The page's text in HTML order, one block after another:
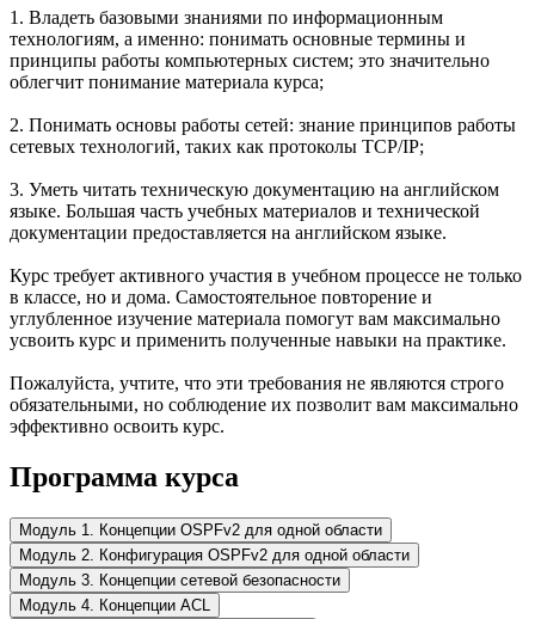
1. Владеть базовыми знаниями по информационным
технологиям, а именно: понимать основные термины и
принципы работы компьютерных систем; это значительно
облегчит понимание материала курса;
2. Понимать основы работы сетей: знание принципов работы
сетевых технологий, таких как протоколы TCP/IP;
3. Уметь читать техническую документацию на английском
языке. Большая часть учебных материалов и технической
документации предоставляется на английском языке.
Курс требует активного участия в учебном процессе не только
в классе, но и дома. Самостоятельное повторение и
углубленное изучение материала помогут вам максимально
усвоить курс и применить полученные навыки на практике.
Пожалуйста, учтите, что эти требования не являются строго
обязательными, но соблюдение их позволит вам максимально
эффективно освоить курс.
Программа курса
Модуль 1. Концепции OSPFv2 для одной области
Модуль 2. Конфигурация OSPFv2 для одной области
Модуль 3. Концепции сетевой безопасности
Модуль 4. Концепции ACL